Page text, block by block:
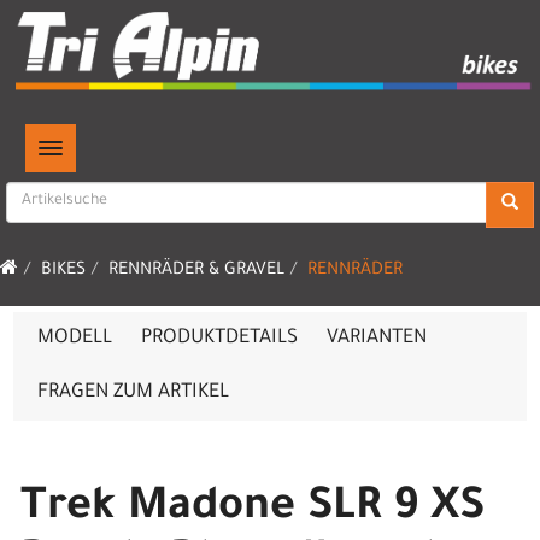
TOGGLE NAVIGATION
BIKES RENNRÄDER & GRAVEL RENNRÄDER
MODELL PRODUKTDETAILS VARIANTEN
FRAGEN ZUM ARTIKEL
Trek Madone SLR 9 XS